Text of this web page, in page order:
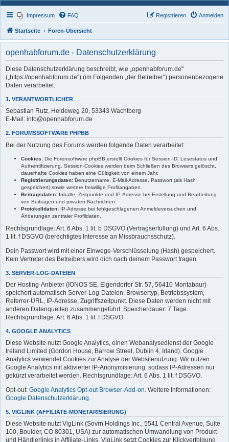
Impressum FAQ Anmelden
Registrieren
Startseite Foren-Übersicht
openhabforum.de - Datenschutzerklärung
Diese Datenschutzerklärung beschreibt, wie „openhabforum.de"
(„https://openhabforum.de") (im Folgenden „der Betreiber") personenbezogene
Daten verarbeitet.
1. VERANTWORTLICHER
Sebastian Rutz, Heideweg 20, 53343 Wachtberg
E-Mail: info@openhabforum.de
2. FORUMSSOFTWARE PHPBB
Bei der Nutzung des Forums werden folgende Daten verarbeitet:
Cookies: Die Forensoftware phpBB erstellt Cookies für Session-ID, Lesestatus und
Authentifizierung. Session-Cookies werden beim Schließen des Browsers gelöscht,
dauerhafte Cookies haben eine Gültigkeit von einem Jahr.
Registrierungsdaten: Benutzername, E-Mail-Adresse, Passwort (als Hash
gespeichert) sowie weitere freiwillige Profilangaben.
Beitragsdaten: Inhalte, Zeitpunkte und IP-Adresse bei Erstellung und Bearbeitung
von Beiträgen und privaten Nachrichten.
Protokolldaten: IP-Adresse bei fehlgeschlagenen Anmeldeversuchen und
Änderungen zentraler Profildaten.
Rechtsgrundlage: Art. 6 Abs. 1 lit. b DSGVO (Vertragserfüllung) und Art. 6 Abs.
1 lit. f DSGVO (berechtigtes Interesse an Missbrauchsschutz).
Dein Passwort wird mit einer Einwege-Verschlüsselung (Hash) gespeichert.
Kein Vertreter des Betreibers wird dich nach deinem Passwort fragen.
3. SERVER-LOG-DATEIEN
Der Hosting-Anbieter (IONOS SE, Elgendorfer Str. 57, 56410 Montabaur)
speichert automatisch Server-Log-Dateien: Browsertyp, Betriebssystem,
Referrer-URL, IP-Adresse, Zugriffszeitpunkt. Diese Daten werden nicht mit
anderen Datenquellen zusammengeführt. Speicherdauer: 7 Tage.
Rechtsgrundlage: Art. 6 Abs. 1 lit. f DSGVO.
4. GOOGLE ANALYTICS
Diese Website nutzt Google Analytics, einen Webanalysedienst der Google
Ireland Limited (Gordon House, Barrow Street, Dublin 4, Irland). Google
Analytics verwendet Cookies zur Analyse der Websitenutzung. Wir nutzen
Google Analytics mit aktivierter IP-Anonymisierung, sodass IP-Adressen nur
gekürzt verarbeitet werden. Rechtsgrundlage: Art. 6 Abs. 1 lit. f DSGVO.
Opt-out: Google Analytics Opt-out Browser-Add-on. Weitere Informationen:
Google Datenschutzerklärung.
5. VIGLINK (AFFILIATE-MONETARISIERUNG)
Diese Website nutzt VigLink (Sovrn Holdings Inc., 5541 Central Avenue, Suite
100, Boulder, CO 80301, USA) zur automatischen Umwandlung von Produkt-
und Händlerlinks in Affiliate-Links. VigLink setzt Cookies zur Klickverfolgung